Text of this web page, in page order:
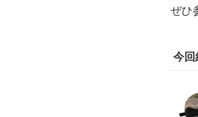
ぜひ
今